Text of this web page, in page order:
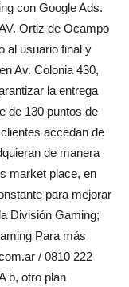
con Google Ads.
Ortiz de Ocampo
al usuario final y
Av. Colonia 430,
la entrega
de 130 puntos de
accedan de
de manera
market place, en
para mejorar
División Gaming;
Para más
/ 0810 222
b, otro plan